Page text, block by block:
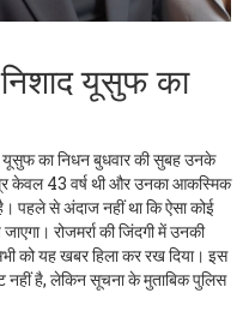
यूसुफ का
का निधन बुधवार की सुबह उनके
केवल 43 वर्ष थी और उनका आकस्मिक
पहले से अंदाज नहीं था कि ऐसा कोई
रोजमर्रा की जिंदगी में उनकी
को यह खबर हिला कर रख दिया। इस
नहीं है, लेकिन सूचना के मुताबिक पुलिस